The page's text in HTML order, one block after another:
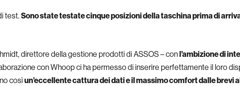
test.Sono state testate cinque posizioni della taschina prima di
direttore della gestione prodotti di ASSOS – conl’ambizione di
con Whoop ci ha permesso di inserire perfettamente il loro
cosìun’eccellente cattura dei dati e il massimo comfort dalle brevi